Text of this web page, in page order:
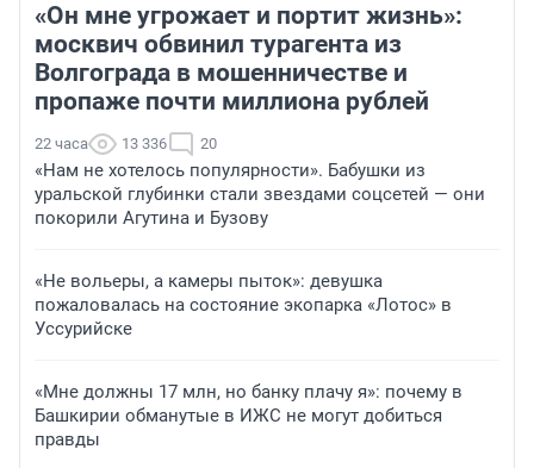
«Он мне угрожает и портит жизнь»:
москвич обвинил турагента из
Волгограда в мошенничестве и
пропаже почти миллиона рублей
22 часа 13 336 20
«Нам не хотелось популярности». Бабушки из
уральской глубинки стали звездами соцсетей — они
покорили Агутина и Бузову
«Не вольеры, а камеры пыток»: девушка
пожаловалась на состояние экопарка «Лотос» в
Уссурийске
«Мне должны 17 млн, но банку плачу я»: почему в
Башкирии обманутые в ИЖС не могут добиться
правды